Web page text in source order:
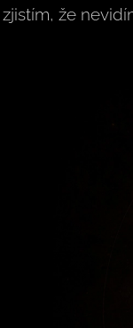
zjistím, že